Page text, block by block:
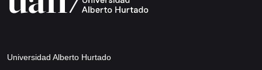
Universidad Alberto Hurtado